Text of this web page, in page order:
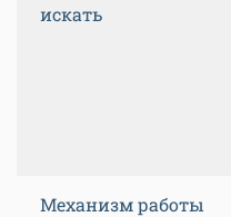
искать
Механизм работы